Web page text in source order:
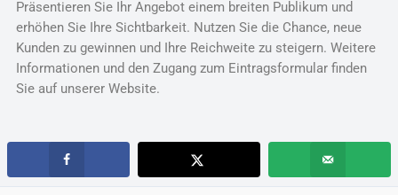
Präsentieren Sie Ihr Angebot einem breiten Publikum und
erhöhen Sie Ihre Sichtbarkeit. Nutzen Sie die Chance, neue
Kunden zu gewinnen und Ihre Reichweite zu steigern. Weitere
Informationen und den Zugang zum Eintragsformular finden
Sie auf unserer Website.